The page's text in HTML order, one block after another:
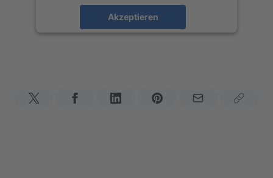
Akzeptieren